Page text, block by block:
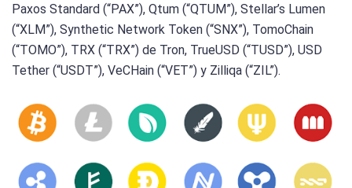
Paxos Standard (“PAX”), Qtum (“QTUM”), Stellar’s Lumen
(“XLM”), Synthetic Network Token (“SNX”), TomoChain
(“TOMO”), TRX (“TRX”) de Tron, TrueUSD (“TUSD”), USD
Tether (“USDT”), VeCHain (“VET”) y Zilliqa (“ZIL”).